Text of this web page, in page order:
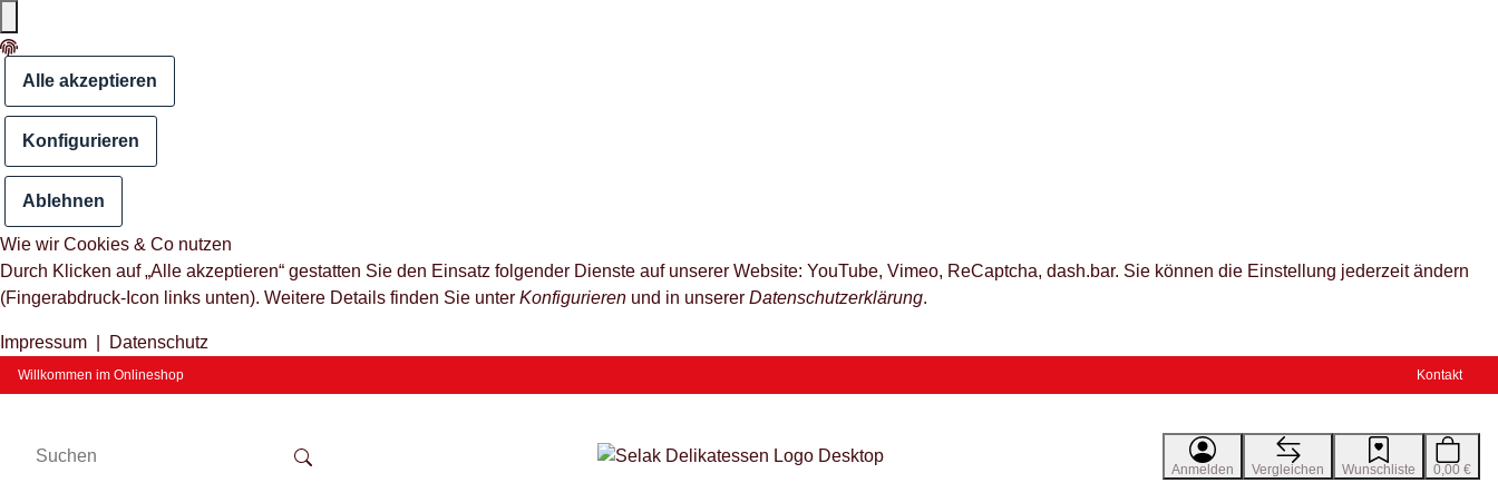
Alle akzeptieren
Konfigurieren
Ablehnen
Wie wir Cookies & Co nutzen
Durch Klicken auf „Alle akzeptieren“ gestatten Sie den Einsatz folgender Dienste auf unserer Website: YouTube, Vimeo, ReCaptcha, dash.bar. Sie können die Einstellung jederzeit ändern
(Fingerabdruck-Icon links unten). Weitere Details finden Sie unter Konfigurieren und in unserer Datenschutzerklärung.
Impressum Datenschutz
Willkommen im Onlineshop Kontakt
Anmelden Vergleichen Wunschliste 0,00 €